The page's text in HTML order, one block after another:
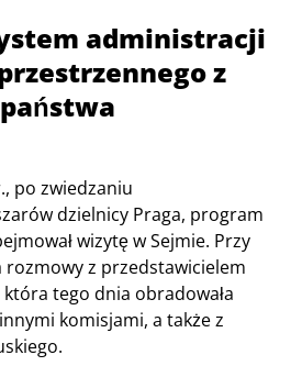
administracji
z
po zwiedzaniu
dzielnicy Praga, program
wizytę w Sejmie. Przy
rozmowy z przedstawicielem
tego dnia obradowała
komisjami, a także z